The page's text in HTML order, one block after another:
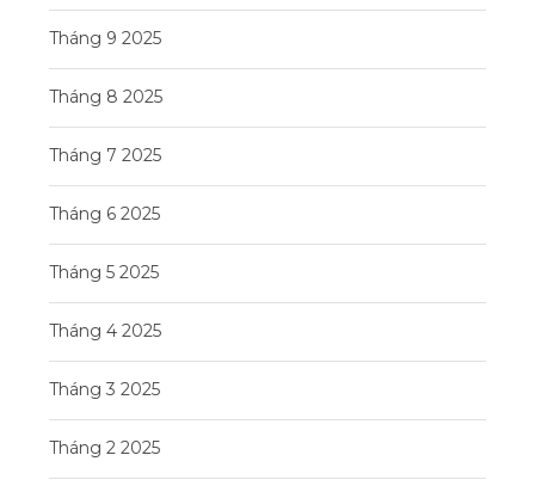
Tháng 9 2025
Tháng 8 2025
Tháng 7 2025
Tháng 6 2025
Tháng 5 2025
Tháng 4 2025
Tháng 3 2025
Tháng 2 2025